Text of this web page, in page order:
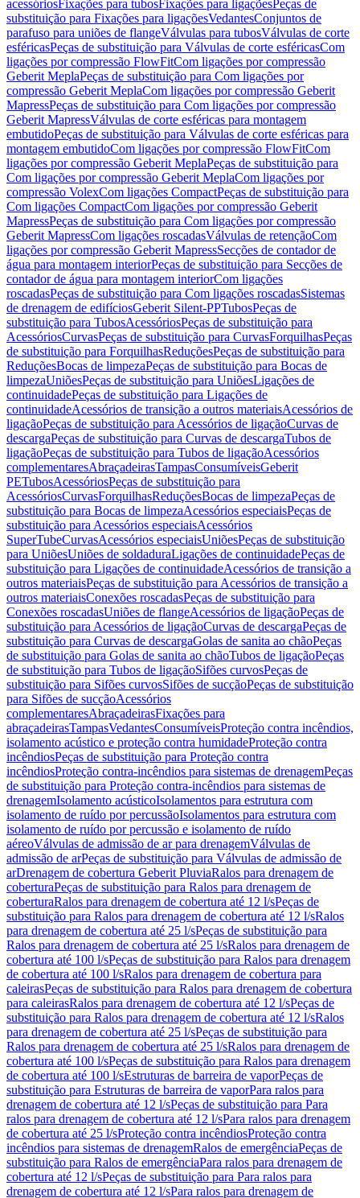
acessóriosFixações para tubosFixações para ligaçõesPeças de
substituição para Fixações para ligaçõesVedantesConjuntos de
parafuso para uniões de flangeVálvulas para tubosVálvulas de corte
esféricasPeças de substituição para Válvulas de corte esféricasCom
ligações por compressão FlowFitCom ligações por compressão
Geberit MeplaPeças de substituição para Com ligações por
compressão Geberit MeplaCom ligações por compressão Geberit
MapressPeças de substituição para Com ligações por compressão
Geberit MapressVálvulas de corte esféricas para montagem
embutidoPeças de substituição para Válvulas de corte esféricas para
montagem embutidoCom ligações por compressão FlowFitCom
ligações por compressão Geberit MeplaPeças de substituição para
Com ligações por compressão Geberit MeplaCom ligações por
compressão VolexCom ligações CompactPeças de substituição para
Com ligações CompactCom ligações por compressão Geberit
MapressPeças de substituição para Com ligações por compressão
Geberit MapressCom ligações roscadasVálvulas de retençãoCom
ligações por compressão Geberit MapressSecções de contador de
água para montagem interiorPeças de substituição para Secções de
contador de água para montagem interiorCom ligações
roscadasPeças de substituição para Com ligações roscadasSistemas
de drenagem de edifíciosGeberit Silent-PPTubosPeças de
substituição para TubosAcessóriosPeças de substituição para
AcessóriosCurvasPeças de substituição para CurvasForquilhasPeças
de substituição para ForquilhasReduçõesPeças de substituição para
ReduçõesBocas de limpezaPeças de substituição para Bocas de
limpezaUniõesPeças de substituição para UniõesLigações de
continuidadePeças de substituição para Ligações de
continuidadeAcessórios de transição a outros materiaisAcessórios de
ligaçãoPeças de substituição para Acessórios de ligaçãoCurvas de
descargaPeças de substituição para Curvas de descargaTubos de
ligaçãoPeças de substituição para Tubos de ligaçãoAcessórios
complementaresAbraçadeirasTampasConsumíveisGeberit
PETubosAcessóriosPeças de substituição para
AcessóriosCurvasForquilhasReduçõesBocas de limpezaPeças de
substituição para Bocas de limpezaAcessórios especiaisPeças de
substituição para Acessórios especiaisAcessórios
SuperTubeCurvasAcessórios especiaisUniõesPeças de substituição
para UniõesUniões de soldaduraLigações de continuidadePeças de
substituição para Ligações de continuidadeAcessórios de transição a
outros materiaisPeças de substituição para Acessórios de transição a
outros materiaisConexões roscadasPeças de substituição para
Conexões roscadasUniões de flangeAcessórios de ligaçãoPeças de
substituição para Acessórios de ligaçãoCurvas de descargaPeças de
substituição para Curvas de descargaGolas de sanita ao chãoPeças
de substituição para Golas de sanita ao chãoTubos de ligaçãoPeças
de substituição para Tubos de ligaçãoSifões curvosPeças de
substituição para Sifões curvosSifões de sucçãoPeças de substituição
para Sifões de sucçãoAcessórios
complementaresAbraçadeirasFixações para
abraçadeirasTampasVedantesConsumíveisProteção contra incêndios,
isolamento acústico e proteção contra humidadeProteção contra
incêndiosPeças de substituição para Proteção contra
incêndiosProteção contra-incêndios para sistemas de drenagemPeças
de substituição para Proteção contra-incêndios para sistemas de
drenagemIsolamento acústicoIsolamentos para estrutura com
isolamento de ruído por percussãoIsolamentos para estrutura com
isolamento de ruído por percussão e isolamento de ruído
aéreoVálvulas de admissão de ar para drenagemVálvulas de
admissão de arPeças de substituição para Válvulas de admissão de
arDrenagem de cobertura Geberit PluviaRalos para drenagem de
coberturaPeças de substituição para Ralos para drenagem de
coberturaRalos para drenagem de cobertura até 12 l/sPeças de
substituição para Ralos para drenagem de cobertura até 12 l/sRalos
para drenagem de cobertura até 25 l/sPeças de substituição para
Ralos para drenagem de cobertura até 25 l/sRalos para drenagem de
cobertura até 100 l/sPeças de substituição para Ralos para drenagem
de cobertura até 100 l/sRalos para drenagem de cobertura para
caleirasPeças de substituição para Ralos para drenagem de cobertura
para caleirasRalos para drenagem de cobertura até 12 l/sPeças de
substituição para Ralos para drenagem de cobertura até 12 l/sRalos
para drenagem de cobertura até 25 l/sPeças de substituição para
Ralos para drenagem de cobertura até 25 l/sRalos para drenagem de
cobertura até 100 l/sPeças de substituição para Ralos para drenagem
de cobertura até 100 l/sEstruturas de barreira de vaporPeças de
substituição para Estruturas de barreira de vaporPara ralos para
drenagem de cobertura até 12 l/sPeças de substituição para Para
ralos para drenagem de cobertura até 12 l/sPara ralos para drenagem
de cobertura até 25 l/sProteção contra incêndiosProteção contra
incêndios para sistemas de drenagemRalos de emergênciaPeças de
substituição para Ralos de emergênciaPara ralos para drenagem de
cobertura até 12 l/sPeças de substituição para Para ralos para
drenagem de cobertura até 12 l/sPara ralos para drenagem de